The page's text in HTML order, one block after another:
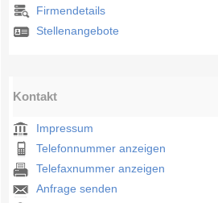
Firmendetails
Stellenangebote
Kontakt
Impressum
Telefonnummer anzeigen
Telefaxnummer anzeigen
Anfrage senden